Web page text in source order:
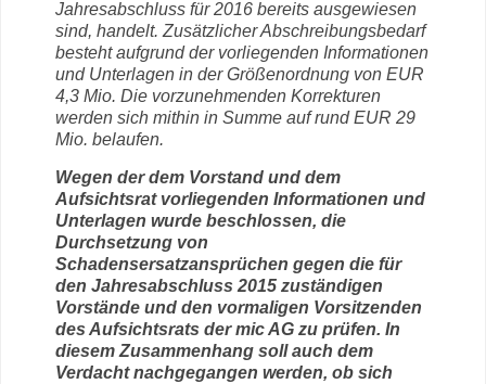
Jahresabschluss für 2016 bereits ausgewiesen
sind, handelt. Zusätzlicher Abschreibungsbedarf
besteht aufgrund der vorliegenden Informationen
und Unterlagen in der Größenordnung von EUR
4,3 Mio. Die vorzunehmenden Korrekturen
werden sich mithin in Summe auf rund EUR 29
Mio. belaufen.
Wegen der dem Vorstand und dem
Aufsichtsrat vorliegenden Informationen und
Unterlagen wurde beschlossen, die
Durchsetzung von
Schadensersatzansprüchen gegen die für
den Jahresabschluss 2015 zuständigen
Vorstände und den vormaligen Vorsitzenden
des Aufsichtsrats der mic AG zu prüfen. In
diesem Zusammenhang soll auch dem
Verdacht nachgegangen werden, ob sich